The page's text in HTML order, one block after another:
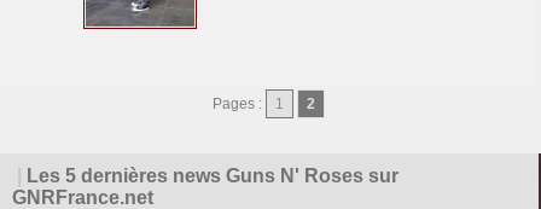
Pages : 1 2
Les 5 dernières news Guns N' Roses sur
GNRFrance.net